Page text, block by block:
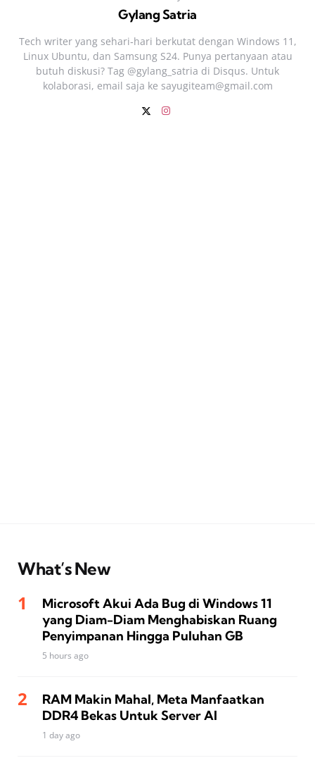
Gylang Satria
Tech writer yang sehari‑hari berkutat dengan Windows 11,
Linux Ubuntu, dan Samsung S24. Punya pertanyaan atau
butuh diskusi? Tag @gylang_satria di Disqus. Untuk
kolaborasi, email saja ke sayugiteam@gmail.com
What’s New
Microsoft Akui Ada Bug di Windows 11
yang Diam-Diam Menghabiskan Ruang
Penyimpanan Hingga Puluhan GB
5 hours ago
RAM Makin Mahal, Meta Manfaatkan
DDR4 Bekas Untuk Server AI
1 day ago